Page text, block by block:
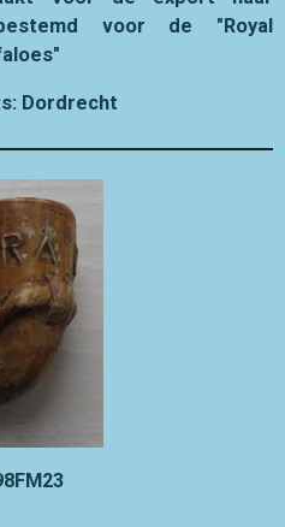
voor de "Royal
Dordrecht